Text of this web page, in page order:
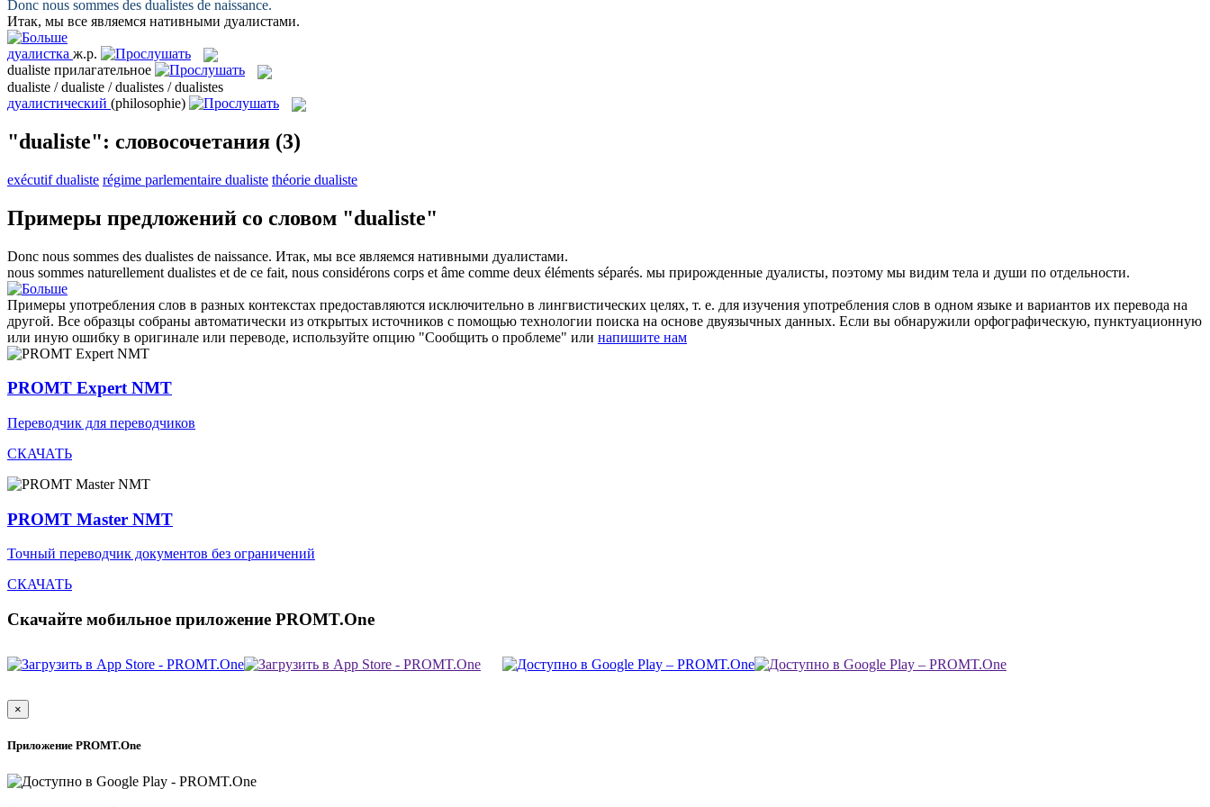
Donc nous sommes des dualistes de naissance.
Итак, мы все являемся нативными дуалистами.
дуалистка ж.р.
dualiste прилагательное
dualiste / dualiste / dualistes / dualistes
дуалистический (philosophie)
"dualiste": словосочетания (3)
exécutif dualiste régime parlementaire dualiste théorie dualiste
Примеры предложений со словом "dualiste"
Donc nous sommes des dualistes de naissance. Итак, мы все являемся нативными дуалистами.
nous sommes naturellement dualistes et de ce fait, nous considérons corps et âme comme deux éléments séparés. мы прирожденные дуалисты, поэтому мы видим тела и души по отдельности.
Примеры употребления слов в разных контекстах предоставляются исключительно в лингвистических целях, т. е. для изучения употребления слов в одном языке и вариантов их перевода на
другой. Все образцы собраны автоматически из открытых источников с помощью технологии поиска на основе двуязычных данных. Если вы обнаружили орфографическую, пунктуационную
или иную ошибку в оригинале или переводе, используйте опцию "Сообщить о проблеме" или напишите нам
PROMT Expert NMT
Переводчик для переводчиков
СКАЧАТЬ
PROMT Master NMT
Точный переводчик документов без ограничений
СКАЧАТЬ
Скачайте мобильное приложение PROMT.One
×
Приложение PROMT.One